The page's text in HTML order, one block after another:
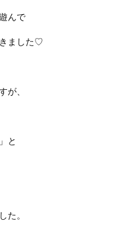
んで
ました♡
が、
と
た。